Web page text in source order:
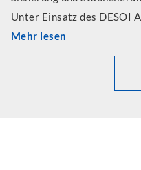
Unter Einsatz des DESOI
Mehr lesen